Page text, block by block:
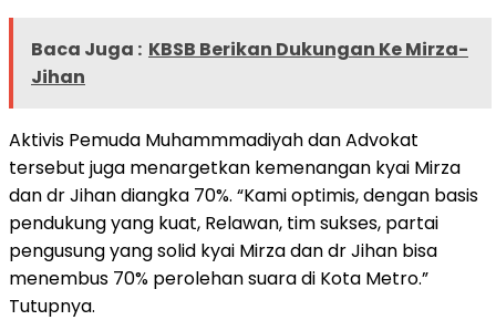
Baca Juga : KBSB Berikan Dukungan Ke Mirza-
Jihan
Aktivis Pemuda Muhammmadiyah dan Advokat
tersebut juga menargetkan kemenangan kyai Mirza
dan dr Jihan diangka 70%. “Kami optimis, dengan basis
pendukung yang kuat, Relawan, tim sukses, partai
pengusung yang solid kyai Mirza dan dr Jihan bisa
menembus 70% perolehan suara di Kota Metro.”
Tutupnya.